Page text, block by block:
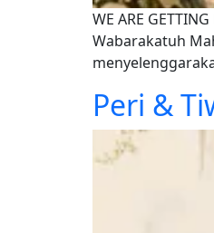
WE ARE
Wabarakatuh
Peri &